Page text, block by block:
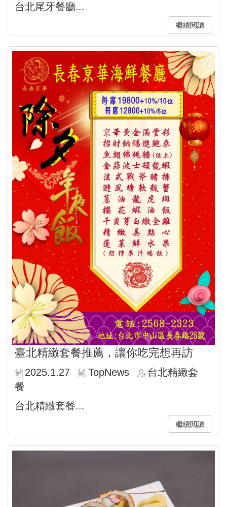
台北尾牙餐廳...
繼續閱讀
臺北精緻套餐推薦，讓你吃完想再訪
2025.1.27 TopNews
台北精緻套
餐
台北精緻套餐...
繼續閱讀